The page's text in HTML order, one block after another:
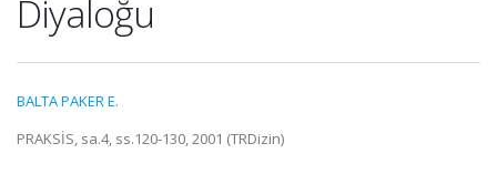
Diyaloğu
BALTA PAKER E.
PRAKSİS, sa.4, ss.120-130, 2001 (TRDizin)